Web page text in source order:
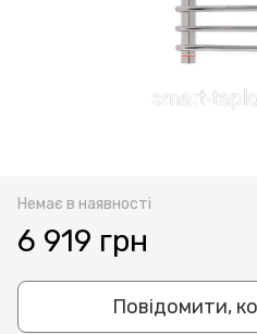
Немає в наявності
6 919 грн
Повідомити,